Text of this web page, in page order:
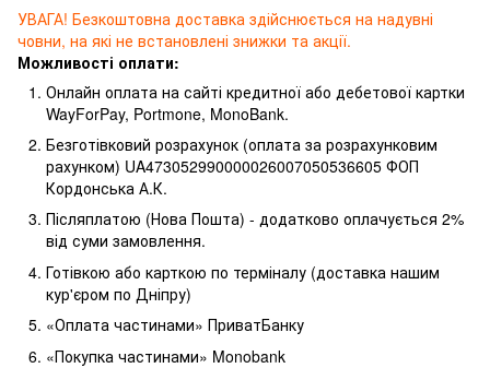
УВАГА! Безкоштовна доставка здійснюється на надувні
човни, на які не встановлені знижки та акції.
Можливості оплати:
Онлайн оплата на сайті кредитної або дебетової картки
WayForPay, Portmone, MonoBank.
Безготівковий розрахунок (оплата за розрахунковим
рахунком) UA473052990000026007050536605 ФОП
Кордонська А.К.
Післяплатою (Нова Пошта) - додатково оплачується 2%
від суми замовлення.
Готівкою або карткою по терміналу (доставка нашим
кур'єром по Дніпру)
«Оплата частинами» ПриватБанку
«Покупка частинами» Monobank